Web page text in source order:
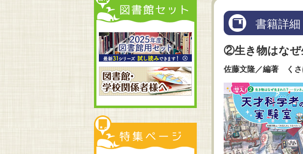
書籍詳細
②生き物はなぜ
佐藤文隆／編著 く